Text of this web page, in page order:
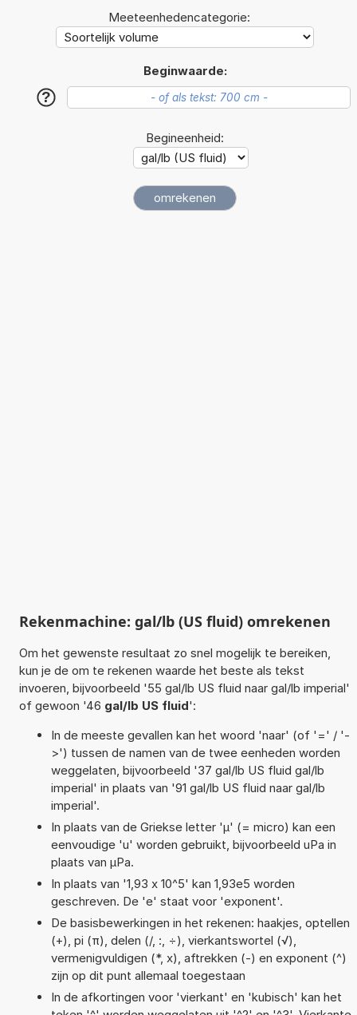
Meeteenhedencategorie:
Beginwaarde:
?
Begineenheid:
Rekenmachine: gal/lb (US fluid) omrekenen
Om het gewenste resultaat zo snel mogelijk te bereiken,
kun je de om te rekenen waarde het beste als tekst
invoeren, bijvoorbeeld '55 gal/lb US fluid naar gal/lb imperial'
of gewoon '46 gal/lb US fluid':
In de meeste gevallen kan het woord 'naar' (of '=' / '-
>') tussen de namen van de twee eenheden worden
weggelaten, bijvoorbeeld '37 gal/lb US fluid gal/lb
imperial' in plaats van '91 gal/lb US fluid naar gal/lb
imperial'.
In plaats van de Griekse letter 'µ' (= micro) kan een
eenvoudige 'u' worden gebruikt, bijvoorbeeld uPa in
plaats van µPa.
In plaats van '1,93 x 10^5' kan 1,93e5 worden
geschreven. De 'e' staat voor 'exponent'.
De basisbewerkingen in het rekenen: haakjes, optellen
(+), pi (π), delen (/, :, ÷), vierkantswortel (√),
vermenigvuldigen (*, x), aftrekken (-) en exponent (^)
zijn op dit punt allemaal toegestaan
In de afkortingen voor 'vierkant' en 'kubisch' kan het